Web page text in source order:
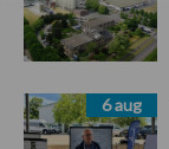
6 aug